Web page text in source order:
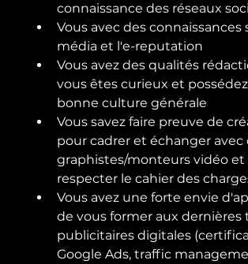
connaissance des réseaux
Vous avec des connaissances
média et l'e-reputation
Vous avez des qualités
vous êtes curieux et
bonne culture générale
Vous savez faire preuve de
pour cadrer et échanger avec
graphistes/monteurs vidéo et
respecter le cahier des
Vous avez une forte envie
de vous former aux
publicitaires digitales
Google Ads, traffic